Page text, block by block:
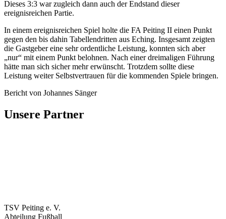
Dieses 3:3 war zugleich dann auch der Endstand dieser
ereignisreichen Partie.
In einem ereignisreichen Spiel holte die FA Peiting II einen Punkt
gegen den bis dahin Tabellendritten aus Eching. Insgesamt zeigten
die Gastgeber eine sehr ordentliche Leistung, konnten sich aber
„nur“ mit einem Punkt belohnen. Nach einer dreimaligen Führung
hätte man sich sicher mehr erwünscht. Trotzdem sollte diese
Leistung weiter Selbstvertrauen für die kommenden Spiele bringen.
Bericht von Johannes Sänger
Unsere Partner
TSV Peiting e. V.
Abteilung Fußball